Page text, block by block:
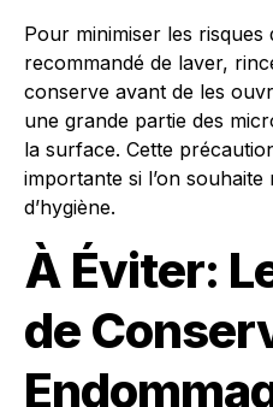
Pour minimiser les
recommandé de laver,
conserve avant de les
une grande partie des
la surface. Cette
importante si l’on
d’hygiène.
À Éviter:
de